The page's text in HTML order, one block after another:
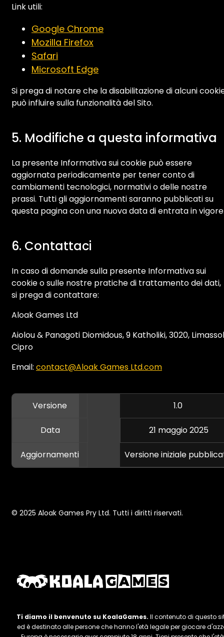
Link utili:
Google Chrome
Mozilla Firefox
Safari
Microsoft Edge
Si prega di notare che la disabilitazione di alcuni
può influire sulla funzionalità del Sito.
5. Modifiche a questa informativa
La presente Informativa sui cookie può essere
aggiornata periodicamente per tener conto di
cambiamenti tecnologici, normativi o delle nostre
prassi. Tutti gli aggiornamenti saranno pubblicati su
questa pagina con una nuova data di entrata in
6. Contattaci
In caso di domande sulla presente Informativa sui
cookie o sulle nostre pratiche di trattamento dei dati,
si prega di contattare:
Aloak Games Ltd
Aiolou & Panagoti Diomidous, 9 Katholiki, 3020,
Cipro
Email: contact@Aloak Games Ltd.com
Versione
Data
Aggiornamenti
1.0
21 maggio 2025
Versione iniziale
© 2025 Aloak Games Pry Ltd. Tutti i diritti riservati.
Ti diamo il benvenuto su KoalaGames. Il contenuto di questo
ed è destinato alle persone che hanno l'età legale per giocare